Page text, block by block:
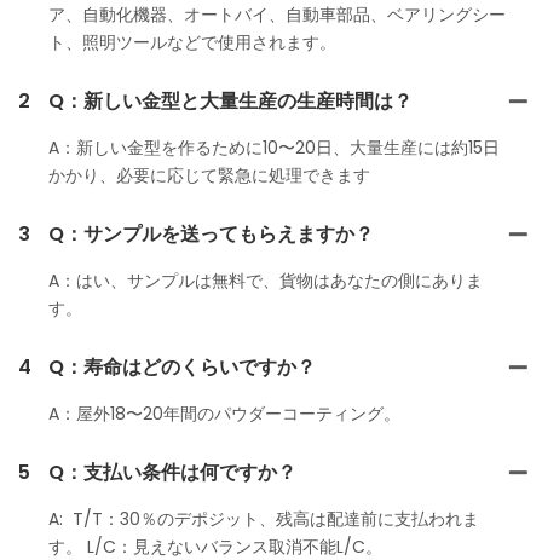
ア、自動化機器、オートバイ、自動車部品、ベアリングシー
ト、照明ツールなどで使用されます。
2 Q：新しい金型と大量生産の生産時間は？
A：新しい金型を作るために10〜20日、大量生産には約15日
かかり、必要に応じて緊急に処理できます
3 Q：サンプルを送ってもらえますか？
A：はい、サンプルは無料で、貨物はあなたの側にありま
す。
4 Q：寿命はどのくらいですか？
A：屋外18〜20年間のパウダーコーティング。
5 Q：支払い条件は何ですか？
A: T/T：30％のデポジット、残高は配達前に支払われま
す。 L/C：見えないバランス取消不能L/C。